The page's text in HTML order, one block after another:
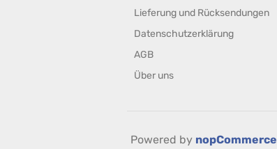
Lieferung und Rücksendungen
Datenschutzerklärung
AGB
Über uns
Powered by nopCommerce